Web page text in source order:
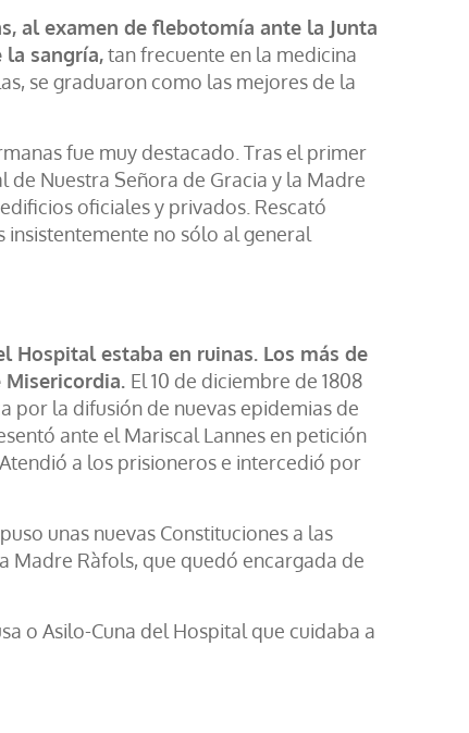
al examen de flebotomía ante la Junta
sangría,tan frecuente en la medicina
se graduaron como las mejores de la
fue muy destacado. Tras el primer
Nuestra Señora de Gracia y la Madre
oficiales y privados. Rescató
insistentemente no sólo al general
Hospital estaba en ruinas. Los más de
El 10 de diciembre de 1808
por la difusión de nuevas epidemias de
ante el Mariscal Lannes en petición
a los prisioneros e intercedió por
unas nuevas Constituciones a las
Madre Ràfols, que quedó encargada de
o Asilo-Cuna del Hospital que cuidaba a